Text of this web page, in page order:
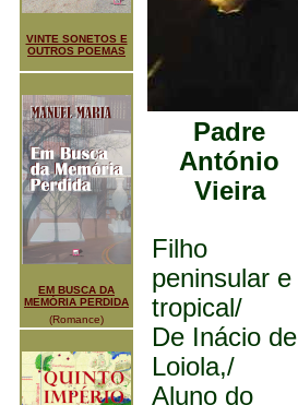
VINTE SONETOS E
OUTROS POEMAS
EM BUSCA DA
MEMÓRIA PERDIDA
(Romance)
Padre
António
Vieira
Filho
peninsular e
tropical/
De Inácio de
Loiola,/
Aluno do